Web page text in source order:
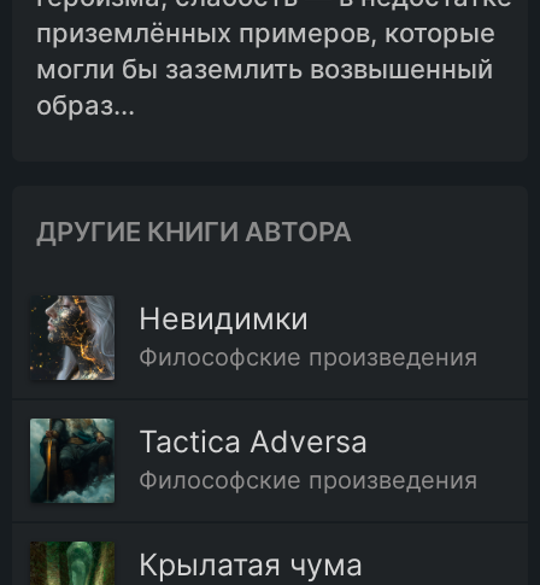
приземлённых примеров, которые
могли бы заземлить возвышенный
образ...
ДРУГИЕ КНИГИ АВТОРА
Невидимки
Философские произведения
Tactica Adversa
Философские произведения
Крылатая чума